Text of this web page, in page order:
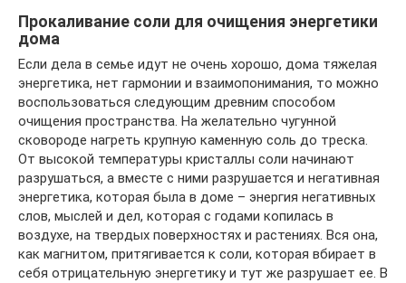
Прокаливание соли для очищения энергетики
дома
Если дела в семье идут не очень хорошо, дома тяжелая
энергетика, нет гармонии и взаимопонимания, то можно
воспользоваться следующим древним способом
очищения пространства. На желательно чугунной
сковороде нагреть крупную каменную соль до треска.
От высокой температуры кристаллы соли начинают
разрушаться, а вместе с ними разрушается и негативная
энергетика, которая была в доме – энергия негативных
слов, мыслей и дел, которая с годами копилась в
воздухе, на твердых поверхностях и растениях. Вся она,
как магнитом, притягивается к соли, которая вбирает в
себя отрицательную энергетику и тут же разрушает ее. В